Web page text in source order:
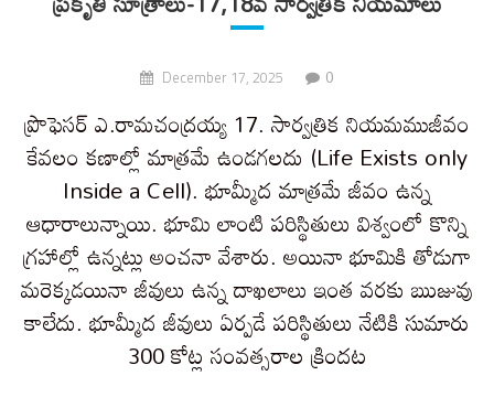
December 17, 2025 0
ప్రొఫెసర్ ఎ.రామచంద్రయ్య 17. సార్వత్రిక నియమముజీవం
కేవలం కణాల్లో మాత్రమే ఉండగలదు (Life Exists only
Inside a Cell). భూమ్మీద మాత్రమే జీవం ఉన్న
ఆధారాలున్నాయి. భూమి లాంటి పరిస్థితులు విశ్వంలో కొన్ని
గ్రహాల్లో ఉన్నట్లు అంచనా వేశారు. అయినా భూమికి తోడుగా
మరెక్కడయినా జీవులు ఉన్న దాఖలాలు ఇంత వరకు ఋజువు
కాలేదు. భూమ్మీద జీవులు ఏర్పడే పరిస్థితులు నేటికి సుమారు
300 కోట్ల సంవత్సరాల క్రిందట